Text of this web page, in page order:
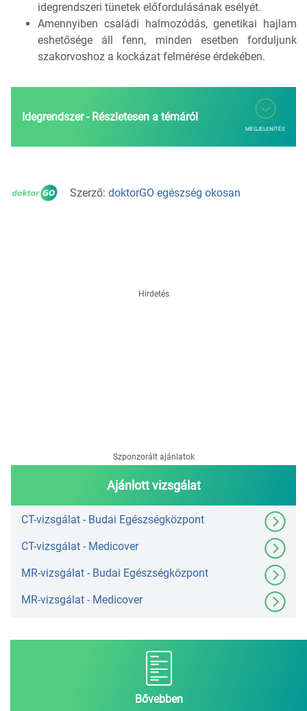
idegrendszeri tünetek előfordulásának esélyét.
Amennyiben családi halmozódás, genetikai hajlam
eshetősége áll fenn, minden esetben forduljunk
szakorvoshoz a kockázat felmérése érdekében.
Idegrendszer - Részletesen a témáról
MEGJELENÍTÉS
Szerző: doktorGO egészség okosan
Hirdetés
Ajánlott vizsgálat
Szponzorált ajánlatok
CT-vizsgálat - Budai Egészségközpont
CT-vizsgálat - Medicover
MR-vizsgálat - Budai Egészségközpont
MR-vizsgálat - Medicover
Bővebben